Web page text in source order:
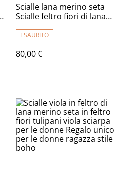
Scialle lana merino seta
Scialle feltro fiori di lana
infeltrimento warm blue
donna Regalo unico per le
donne
ESAURITO
80,00 €